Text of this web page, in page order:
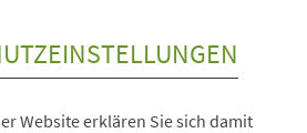
Website erklären Sie sich damit